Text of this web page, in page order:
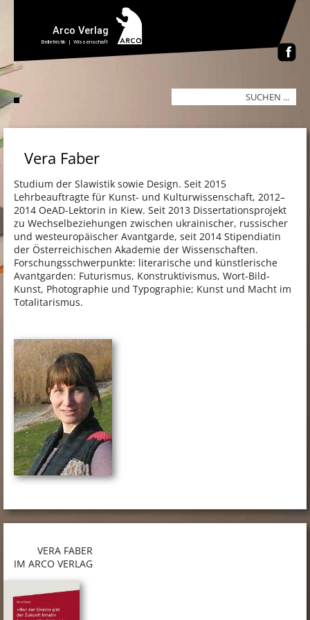
Vera Faber
Studium der Slawistik sowie Design. Seit 2015
Lehrbeauftragte für Kunst- und Kulturwissenschaft, 2012–
2014 OeAD-Lektorin in Kiew. Seit 2013 Dissertationsprojekt
zu Wechselbeziehungen zwischen ukrainischer, russischer
und westeuropäischer Avantgarde, seit 2014 Stipendiatin
der Österreichischen Akademie der Wissenschaften.
Forschungsschwerpunkte: literarische und künstlerische
Avantgarden: Futurismus, Konstruktivismus, Wort-Bild-
Kunst, Photographie und Typographie; Kunst und Macht im
Totalitarismus.
VERA FABER
IM ARCO VERLAG